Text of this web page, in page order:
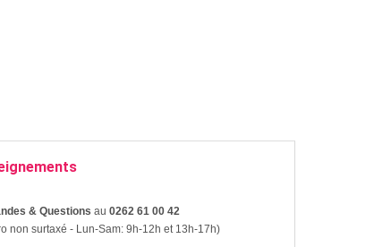
& Questions au 0262 61 00 42
non surtaxé - Lun-Sam: 9h-12h et 13h-17h)